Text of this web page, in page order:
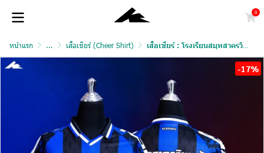
0
หน้าแรก ... เสื้อเชียร์ (Cheer Shirt) เสื้อเชียร์ : โรงเรียนสมุทสาครวิทยาลัย
-17%